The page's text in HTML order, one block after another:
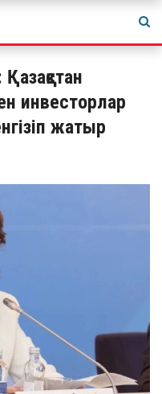
инвесторлар
жатыр